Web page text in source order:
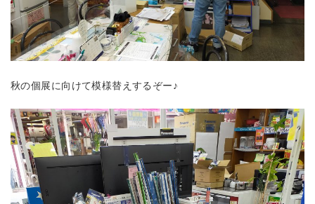
秋の個展に向けて模様替えするぞー♪